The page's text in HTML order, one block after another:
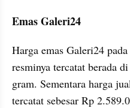
Emas Galeri24
Harga emas Galeri24
resminya tercatat berada
gram. Sementara harga
tercatat sebesar Rp